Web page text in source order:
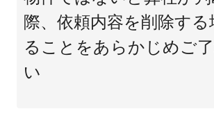
際、依頼内容を削除する
ることをあらかじめご
い